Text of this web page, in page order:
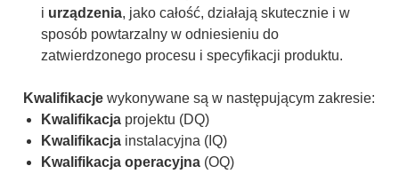
i urządzenia, jako całość, działają skutecznie i w
sposób powtarzalny w odniesieniu do
zatwierdzonego procesu i specyfikacji produktu.
Kwalifikacje wykonywane są w następującym zakresie:
Kwalifikacja projektu (DQ)
Kwalifikacja instalacyjna (IQ)
Kwalifikacja operacyjna (OQ)